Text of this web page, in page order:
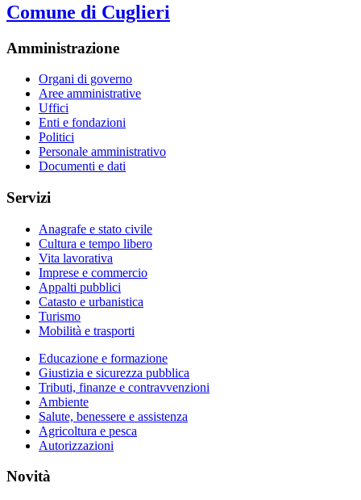
Comune di Cuglieri
Amministrazione
Organi di governo
Aree amministrative
Uffici
Enti e fondazioni
Politici
Personale amministrativo
Documenti e dati
Servizi
Anagrafe e stato civile
Cultura e tempo libero
Vita lavorativa
Imprese e commercio
Appalti pubblici
Catasto e urbanistica
Turismo
Mobilità e trasporti
Educazione e formazione
Giustizia e sicurezza pubblica
Tributi, finanze e contravvenzioni
Ambiente
Salute, benessere e assistenza
Agricoltura e pesca
Autorizzazioni
Novità